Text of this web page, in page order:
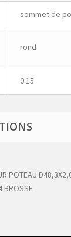
sommet de
rond
0.15
POTEAU
BROSSE